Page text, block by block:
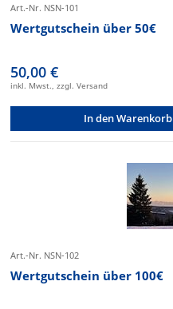
Art.-Nr. NSN-101
Wertgutschein über 50€
50,00 €
inkl. Mwst., zzgl. Versand
In den Warenkorb
Art.-Nr. NSN-102
Wertgutschein über 100€